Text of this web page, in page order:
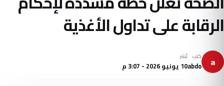
الرقابة على تداول الأغذية
a كتب
abdo
نُشر
10 يونيو 2026 - 3:07 م